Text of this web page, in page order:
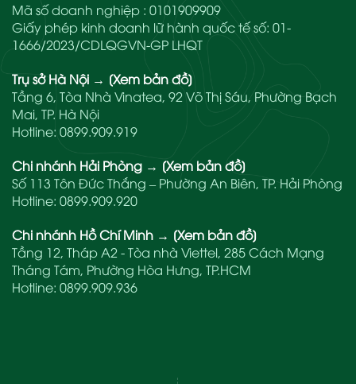
Mã số doanh nghiệp : 0101909909
Giấy phép kinh doanh lữ hành quốc tế số: 01-
1666/2023/CDLQGVN-GP LHQT
Trụ sở Hà Nội → [Xem bản đồ]
Tầng 6, Tòa Nhà Vinatea, 92 Võ Thị Sáu, Phường Bạch
Mai, TP. Hà Nội
Hotline: 0899.909.919
Chi nhánh Hải Phòng → [Xem bản đồ]
Số 113 Tôn Đức Thắng – Phường An Biên, TP. Hải Phòng
Hotline: 0899.909.920
Chi nhánh Hồ Chí Minh → [Xem bản đồ]
Tầng 12, Tháp A2 - Tòa nhà Viettel, 285 Cách Mạng
Tháng Tám, Phường Hòa Hưng, TP.HCM
Hotline: 0899.909.936